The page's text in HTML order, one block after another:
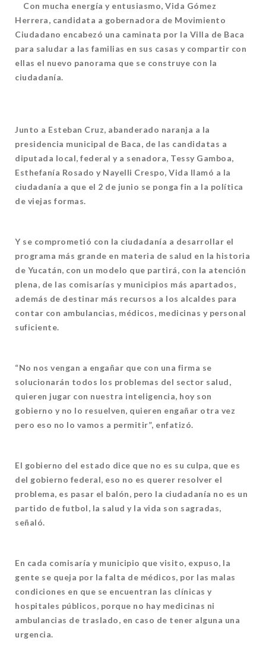
Con mucha energía y entusiasmo, Vida Gómez
Herrera, candidata a gobernadora de Movimiento
Ciudadano encabezó una caminata por la Villa de Baca
para saludar a las familias en sus casas y compartir con
ellas el nuevo panorama que se construye con la
ciudadanía.
Junto a Esteban Cruz, abanderado naranja a la
presidencia municipal de Baca, de las candidatas a
diputada local, federal y a senadora, Tessy Gamboa,
Esthefanía Rosado y Nayelli Crespo, Vida llamó a la
ciudadanía a que el 2 de junio se ponga fin a la política
de viejas formas.
Y se comprometió con la ciudadanía a desarrollar el
programa más grande en materia de salud en la historia
de Yucatán, con un modelo que partirá, con la atención
plena, de las comisarías y municipios más apartados,
además de destinar más recursos a los alcaldes para
contar con ambulancias, médicos, medicinas y personal
suficiente.
“No nos vengan a engañar que con una firma se
solucionarán todos los problemas del sector salud,
quieren jugar con nuestra inteligencia, hoy son
gobierno y no lo resuelven, quieren engañar otra vez
pero eso no lo vamos a permitir”, enfatizó.
El gobierno del estado dice que no es su culpa, que es
del gobierno federal, eso no es querer resolver el
problema, es pasar el balón, pero la ciudadanía no es un
partido de futbol, la salud y la vida son sagradas,
señaló.
En cada comisaría y municipio que visito, expuso, la
gente se queja por la falta de médicos, por las malas
condiciones en que se encuentran las clínicas y
hospitales públicos, porque no hay medicinas ni
ambulancias de traslado, en caso de tener alguna una
urgencia.